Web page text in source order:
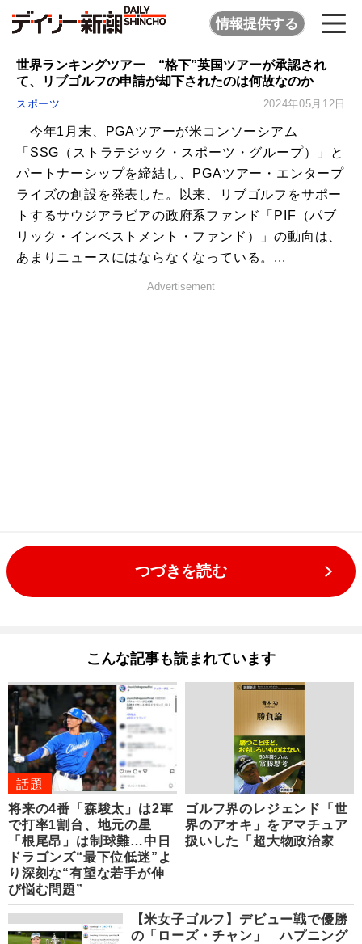
情報提供する
世界ランキングツアー “格下”英国ツアーが承認され
て、リブゴルフの申請が却下されたのは何故なのか
スポーツ 2024年05月12日
今年1月末、PGAツアーが米コンソーシアム
「SSG（ストラテジック・スポーツ・グループ）」と
パートナーシップを締結し、PGAツアー・エンタープ
ライズの創設を発表した。以来、リブゴルフをサポー
トするサウジアラビアの政府系ファンド「PIF（パブ
リック・インベストメント・ファンド）」の動向は、
あまりニュースにはならなくなっている。...
Advertisement
つづきを読む
こんな記事も読まれています
話題
将来の4番「森駿太」は2軍
で打率1割台、地元の星
「根尾昂」は制球難…中日
ドラゴンズ“最下位低迷”よ
り深刻な“有望な若手が伸
び悩む問題”
ゴルフ界のレジェンド「世
界のアオキ」をアマチュア
扱いした「超大物政治家
【米女子ゴルフ】デビュー戦で優勝
の「ローズ・チャン」 ハプニング